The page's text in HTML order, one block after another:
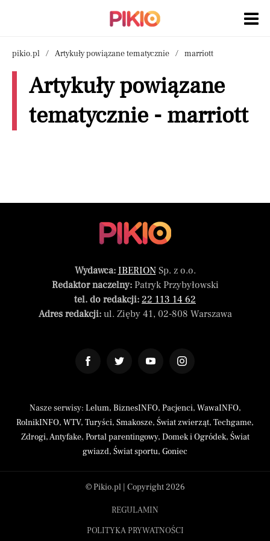
pikio.pl Artykuły powiązane tematycznie marriott
Artykuły powiązane
tematycznie - marriott
Wydawca: IBERIONSp. z o.o.
Redaktor naczelny:Patryk Przybyłowski
tel. do redakcji: 22 113 14 62
Adres redakcji:ul. Zięby 41, 02-808 Warszawa
Nasze serwisy: Lelum, BiznesINFO, Pacjenci, WawaINFO,
RolnikINFO, WTV, Turyści, Smakosze, Świat zwierząt, Techgame,
Zdrogi,Antyfake, Portal parentingowy, Domek i Ogródek, Świat
gwiazd, Świat sportu, Goniec
© Pikio.pl | Copyright 2026
REGULAMIN
POLITYKA PRYWATNOŚCI